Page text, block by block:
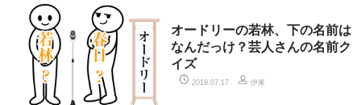
オードリーの若林、下の名前は
なんだっけ？芸人さんの名前ク
イズ
2019.07.17 伊東